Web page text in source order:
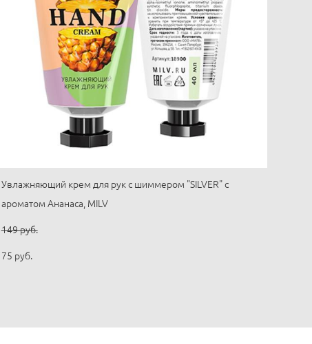
Увлажняющий крем для рук с шиммером "SILVER" с
ароматом Ананаса, MILV
149 pуб.
75 pуб.